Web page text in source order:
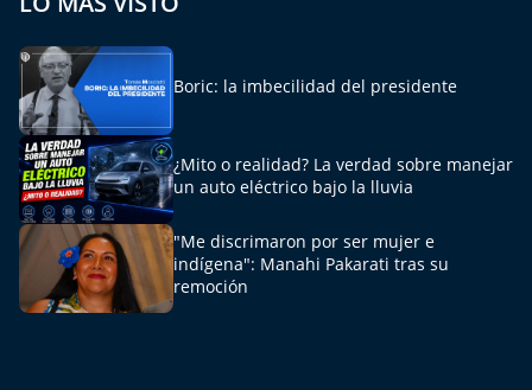
Boric: la imbecilidad del presidente
¿Mito o realidad? La verdad sobre manejar
un auto eléctrico bajo la lluvia
"Me discrimaron por ser mujer e
indígena": Manahi Pakarati tras su
remoción